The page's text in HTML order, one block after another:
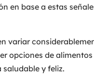
en base a estas
variar
opciones de
y feliz.